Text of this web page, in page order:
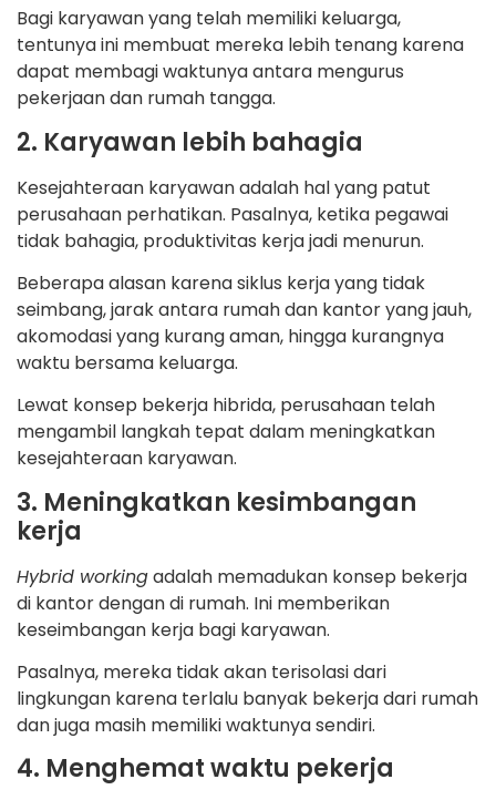
Bagi karyawan yang telah memiliki keluarga,
tentunya ini membuat mereka lebih tenang karena
dapat membagi waktunya antara mengurus
pekerjaan dan rumah tangga.
2. Karyawan lebih bahagia
Kesejahteraan karyawan adalah hal yang patut
perusahaan perhatikan. Pasalnya, ketika pegawai
tidak bahagia, produktivitas kerja jadi menurun.
Beberapa alasan karena siklus kerja yang tidak
seimbang, jarak antara rumah dan kantor yang jauh,
akomodasi yang kurang aman, hingga kurangnya
waktu bersama keluarga.
Lewat konsep bekerja hibrida, perusahaan telah
mengambil langkah tepat dalam meningkatkan
kesejahteraan karyawan.
3. Meningkatkan kesimbangan
kerja
Hybrid workingadalah memadukan konsep bekerja
di kantor dengan di rumah. Ini memberikan
keseimbangan kerja bagi karyawan.
Pasalnya, mereka tidak akan terisolasi dari
lingkungan karena terlalu banyak bekerja dari rumah
dan juga masih memiliki waktunya sendiri.
4. Menghemat waktu pekerja